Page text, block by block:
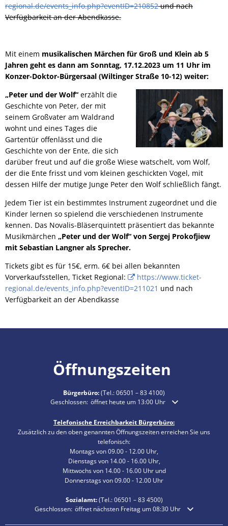
regional.de/events_info.php?eventID=210852und nach
Verfügbarkeit an der Abendkasse.
Mit einem musikalischen Märchen für Groß und Klein ab 5
Jahren geht es dann am Sonntag, 17.12.2023 um 11 Uhr im
Konzer-Doktor-Bürgersaal (Wiltinger Straße 10-12) weiter:
„Peter und der Wolf“ erzählt die
Geschichte von Peter, der mit
seinem Großvater am Waldrand
wohnt und eines Tages die
Gartentür offenlässt und die
Geschichte von der Ente, die sich
darüber freut und auf die große Wiese watschelt, vom Wolf,
der die Ente frisst und vom kleinen geschickten Vogel, mit
dessen Hilfe der mutige Junge Peter den Wolf schließlich fängt.
Jedem Tier ist ein bestimmtes Instrument zugeordnet und die
Kinder lernen so spielend die verschiedenen Instrumente
kennen. Das Novalis-Bläserquintett präsentiert das bekannte
Musikmärchen „Peter und der Wolf“ von Sergej Prokofjiew
mit Sebastian Langner als Sprecher.
Tickets gibt es für 15€, erm. 6€ bei allen bekannten
Vorverkaufsstellen, Ticket Regional:
https://www.ticket-
regional.de/events_info.php?eventID=211021 und nach
Verfügbarkeit an der Abendkasse
Öffnungszeiten
Bürgerbüro:(Tel.:06501 – 83 4100)
Klicken, um weitere Öffnungs- oder Schließzeiten
Geschlossen: öffnet heute um 13:00 Uhr
Telefonische Erreichbarkeit Bürgerbüro:
Zusätzlich zu den oben genannten Öffnungszeiten erreichen Sie uns
telefonisch:
Montags von 09.00 - 12.00 Uhr,
Dienstags von 14.00 - 16.00 Uhr,
Mittwochs von 14.00 - 16.00 Uhr und
Donnerstags von 09.00 - 12.00 Uhr
Sozialamt:(Tel.:06501 – 834500)
Klicken, um weitere Öffnungs- oder Schließzeiten auszublenden
Geschlossen: öffnet nächsten Freitag um 08:30 Uhr